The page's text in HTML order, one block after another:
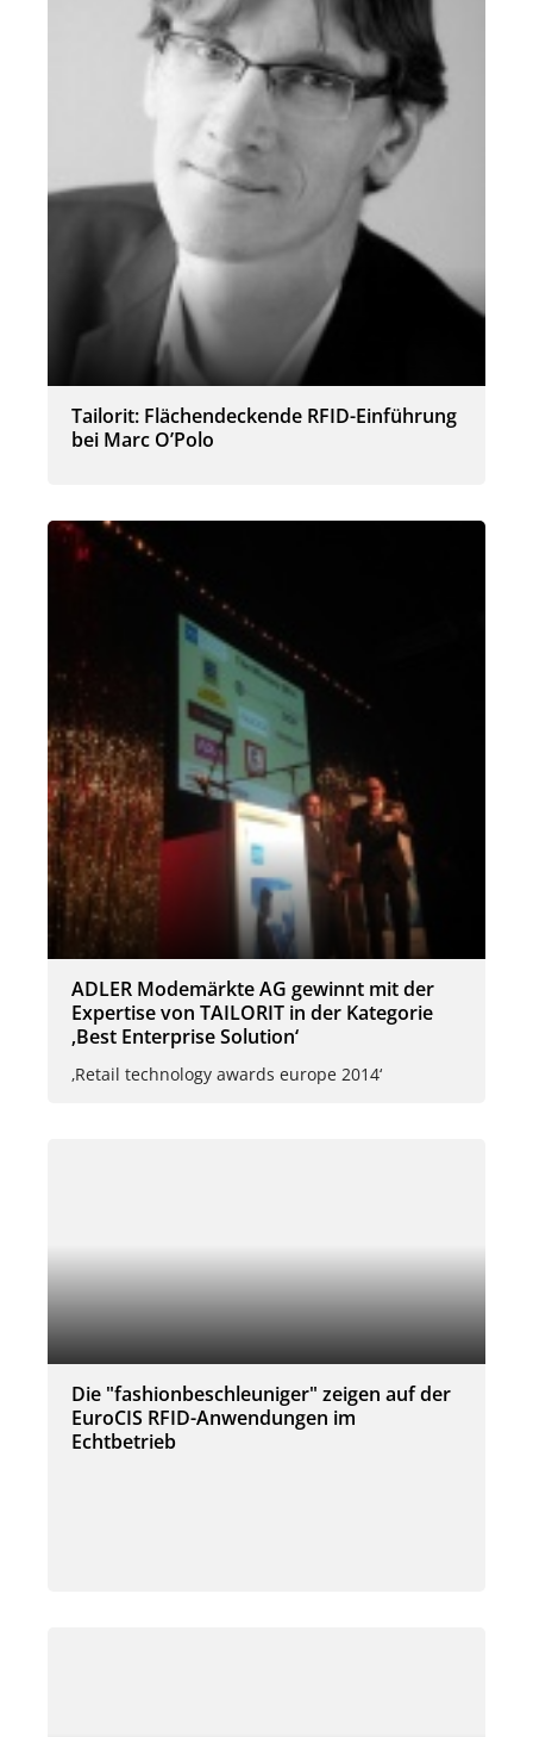
Tailorit: Flächendeckende RFID-Einführung
bei Marc O’Polo
ADLER Modemärkte AG gewinnt mit der
Expertise von TAILORIT in der Kategorie
‚Best Enterprise Solution‘
‚Retail technology awards europe 2014‘
Die "fashionbeschleuniger" zeigen auf der
EuroCIS RFID-Anwendungen im
Echtbetrieb